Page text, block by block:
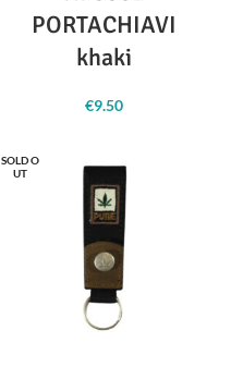
PORTACHIAVI
khaki
€9.50
SOLD O
UT